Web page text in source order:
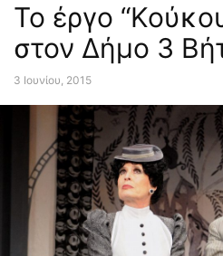
Το έργο
στον Δήμο 3
3 Ιουνίου, 2015